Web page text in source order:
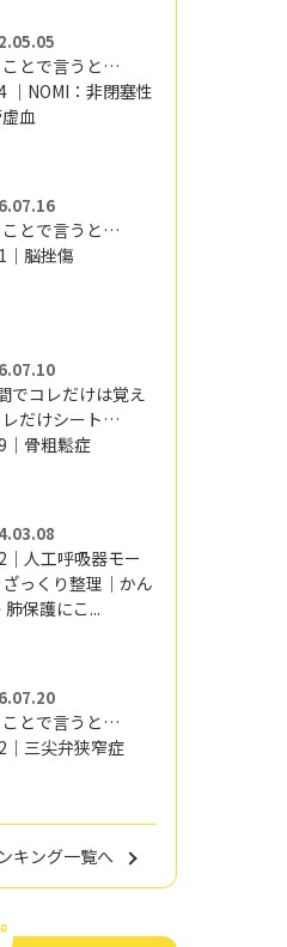
ことで言うと…
｜NOMI：非閉塞性
血
ことで言うと…
｜脳挫傷
でコレだけは覚え
レだけシート…
｜骨粗鬆症
｜人工呼吸器モー
ざっくり整理｜かん
肺保護にこ...
ことで言うと…
｜三尖弁狭窄症
キング一覧へ